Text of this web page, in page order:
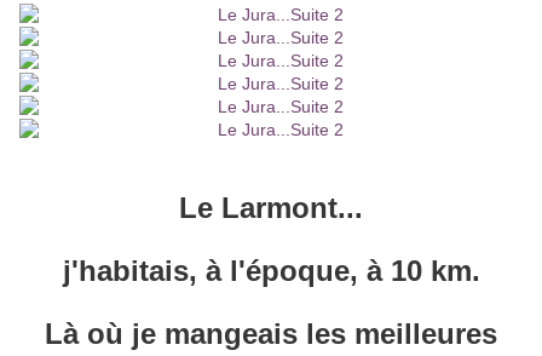
Le Larmont...
j'habitais, à l'époque, à 10 km.
Là où je mangeais les meilleures